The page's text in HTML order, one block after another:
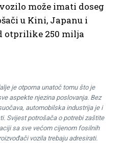
može imati doseg
u Kini, Japanu i
otprilike 250 milja
je otporna unatoč tomu što je
aspekte njezina poslovanja. Bez
automobilska industrija je i
Svijest potrošača o potrebi zaštite
sa sve većom cijenom fosilnih
vozila trebaju adresirati.